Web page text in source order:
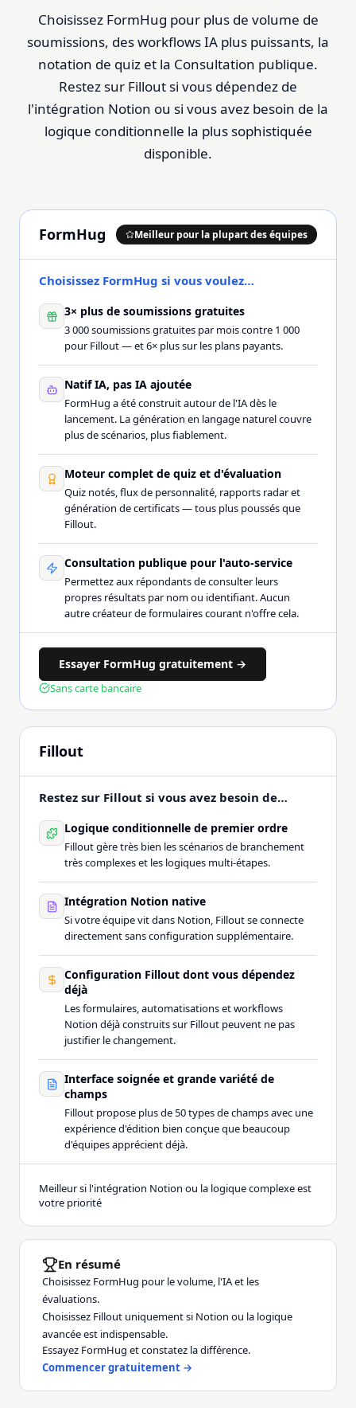
Choisissez FormHug pour plus de volume de
soumissions, des workflows IA plus puissants, la
notation de quiz et la Consultation publique.
Restez sur Fillout si vous dépendez de
l'intégration Notion ou si vous avez besoin de la
logique conditionnelle la plus sophistiquée
disponible.
FormHug Meilleur pour la plupart des équipes
Choisissez FormHug si vous voulez…
3× plus de soumissions gratuites
3 000 soumissions gratuites par mois contre 1 000
pour Fillout — et 6× plus sur les plans payants.
Natif IA, pas IA ajoutée
FormHug a été construit autour de l'IA dès le
lancement. La génération en langage naturel couvre
plus de scénarios, plus fiablement.
Moteur complet de quiz et d'évaluation
Quiz notés, flux de personnalité, rapports radar et
génération de certificats — tous plus poussés que
Fillout.
Consultation publique pour l'auto-service
Permettez aux répondants de consulter leurs
propres résultats par nom ou identifiant. Aucun
autre créateur de formulaires courant n'offre cela.
Essayer FormHug gratuitement →
Sans carte bancaire
Fillout
Restez sur Fillout si vous avez besoin de…
Logique conditionnelle de premier ordre
Fillout gère très bien les scénarios de branchement
très complexes et les logiques multi-étapes.
Intégration Notion native
Si votre équipe vit dans Notion, Fillout se connecte
directement sans configuration supplémentaire.
Configuration Fillout dont vous dépendez
déjà
Les formulaires, automatisations et workflows
Notion déjà construits sur Fillout peuvent ne pas
justifier le changement.
Interface soignée et grande variété de
champs
Fillout propose plus de 50 types de champs avec une
expérience d'édition bien conçue que beaucoup
d'équipes apprécient déjà.
Meilleur si l'intégration Notion ou la logique complexe est
votre priorité
En résumé
Choisissez FormHug pour le volume, l'IA et les
évaluations.
Choisissez Fillout uniquement si Notion ou la logique
avancée est indispensable.
Essayez FormHug et constatez la différence.
Commencer gratuitement →